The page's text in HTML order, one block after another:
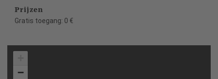
Prijzen
Gratis toegang: 0 €
−